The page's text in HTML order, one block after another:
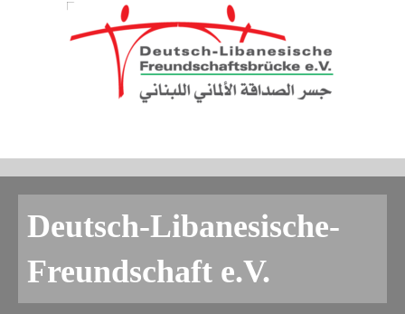
Deutsch-Libanesische-
Freundschaft e.V.